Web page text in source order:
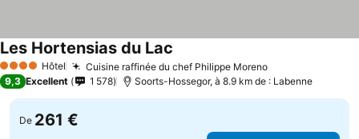
4 Étoiles Hôtel Cuisine raffinée du chef Philippe Moreno
Les Hortensias du Lac
9,3 Excellent 1 578 Soorts-Hossegor, à 8.9 km de : Labenne
De 261 €